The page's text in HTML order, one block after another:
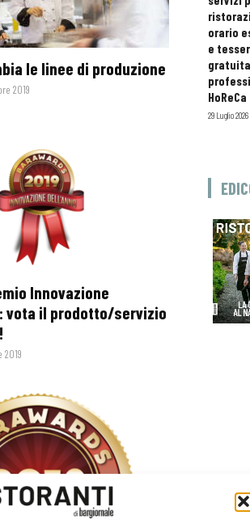
le linee di produzione
2019
Innovazione
vota il prodotto/servizio
2019
orario
e
HoReCa
29 Luglio 2026